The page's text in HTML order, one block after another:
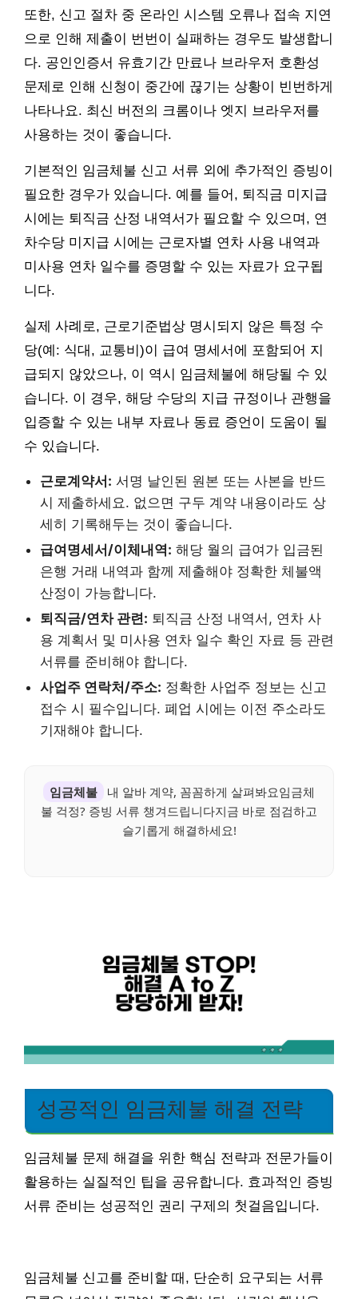
또한, 신고 절차 중 온라인 시스템 오류나 접속 지연
으로 인해 제출이 번번이 실패하는 경우도 발생합니
다. 공인인증서 유효기간 만료나 브라우저 호환성
문제로 인해 신청이 중간에 끊기는 상황이 빈번하게
나타나요. 최신 버전의 크롬이나 엣지 브라우저를
사용하는 것이 좋습니다.
기본적인 임금체불 신고 서류 외에 추가적인 증빙이
필요한 경우가 있습니다. 예를 들어, 퇴직금 미지급
시에는 퇴직금 산정 내역서가 필요할 수 있으며, 연
차수당 미지급 시에는 근로자별 연차 사용 내역과
미사용 연차 일수를 증명할 수 있는 자료가 요구됩
니다.
실제 사례로, 근로기준법상 명시되지 않은 특정 수
당(예: 식대, 교통비)이 급여 명세서에 포함되어 지
급되지 않았으나, 이 역시 임금체불에 해당될 수 있
습니다. 이 경우, 해당 수당의 지급 규정이나 관행을
입증할 수 있는 내부 자료나 동료 증언이 도움이 될
수 있습니다.
근로계약서: 서명 날인된 원본 또는 사본을 반드
시 제출하세요. 없으면 구두 계약 내용이라도 상
세히 기록해두는 것이 좋습니다.
급여명세서/이체내역: 해당 월의 급여가 입금된
은행 거래 내역과 함께 제출해야 정확한 체불액
산정이 가능합니다.
퇴직금/연차 관련: 퇴직금 산정 내역서, 연차 사
용 계획서 및 미사용 연차 일수 확인 자료 등 관련
서류를 준비해야 합니다.
사업주 연락처/주소: 정확한 사업주 정보는 신고
접수 시 필수입니다. 폐업 시에는 이전 주소라도
기재해야 합니다.
임금체불
내 알바 계약, 꼼꼼하게 살펴봐요임금체
불 걱정? 증빙 서류 챙겨드립니다지금 바로 점검하고
슬기롭게 해결하세요!
성공적인 임금체불 해결 전략
임금체불 문제 해결을 위한 핵심 전략과 전문가들이
활용하는 실질적인 팁을 공유합니다. 효과적인 증빙
서류 준비는 성공적인 권리 구제의 첫걸음입니다.
임금체불 신고를 준비할 때, 단순히 요구되는 서류